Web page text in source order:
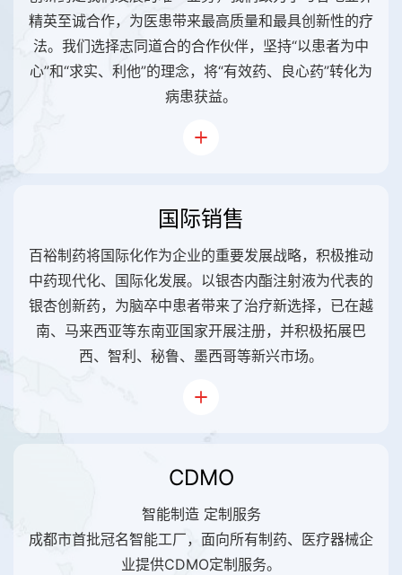
精英至诚合作，为医患带来最高质量和最具创新性的疗
法。我们选择志同道合的合作伙伴，坚持“以患者为中
心”和“求实、利他”的理念，将“有效药、良心药”转化为
病患获益。
国际销售
百裕制药将国际化作为企业的重要发展战略，积极推动
中药现代化、国际化发展。以银杏内酯注射液为代表的
银杏创新药，为脑卒中患者带来了治疗新选择，已在越
南、马来西亚等东南亚国家开展注册，并积极拓展巴
西、智利、秘鲁、墨西哥等新兴市场。
CDMO
智能制造 定制服务
成都市首批冠名智能工厂，面向所有制药、医疗器械企
业提供CDMO定制服务。